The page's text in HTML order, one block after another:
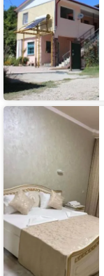
Гостиница
Aleks